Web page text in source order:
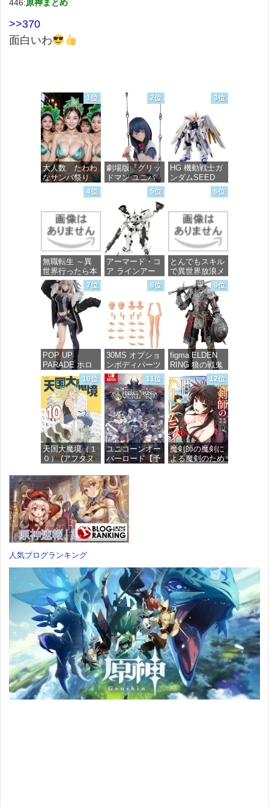
446:原神まとめ
>>370
面白いわ
1位
大人数 たわわ
なサンバ祭り
価格：¥99
2位
劇場版『グリッ
ドマン ユニバ
ース』 宝多六
花 wall figure
1/7スケール プ
ラスチック製
塗装済み完成品
フィギュア
価格：¥13,756
3位
HG 機動戦士ガ
ンダムSEED
FREEDOM マ
イティーストラ
ガンダム 1/144
スケール 色分
け済みプラモデ
価格：¥4,800
4位
無職転生 ～異
世界行ったら本
気だす～ 20
(MFコミック
ス フラッパー
シリーズ)
価格：¥748
5位
アーマード・コ
ア ラインアー
ク ホワイト・
グリント 全高
約160mm 1/72
スケール プラ
モデル
価格：¥7,367
6位
とんでもスキル
で異世界放浪メ
シ 10 (ガルドコ
ミックス)
価格：¥726
7位
POP UP
PARADE ホロ
ライブプロダク
ション 獅白ぼ
たん ノンスケ
ール プラスチ
ック製 塗装済
み完成品フィギ
ュア
価格：¥4,676
8位
30MS オプショ
ンボディパーツ
アームパーツ&
レッグパーツ
[カラーC] 色分
け済みプラモデ
ル
価格：¥1,949
9位
figma ELDEN
RING 狼の戦鬼
ノンスケール
プラスチック製
塗装済み可動フ
ィギュア
価格：¥13,115
10位
天国大魔境（１
０） (アフタヌ
ス)
価格：¥759
11位
ユニコーンオー
バーロード【予
DLC「アトラス
×ヴァニラウェ
ア 紋章セッ
ト」 同梱 -
Switch
価格：¥7,182
12位
魔剣師の魔剣に
よる魔剣のため
人気ブログランキング